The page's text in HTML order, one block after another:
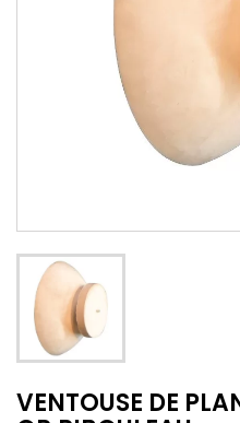
VENTOUSE DE